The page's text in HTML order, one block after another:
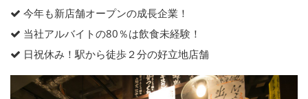
今年も新店舗オープンの成長企業！
当社アルバイトの80％は飲食未経験！
日祝休み！駅から徒歩２分の好立地店舗